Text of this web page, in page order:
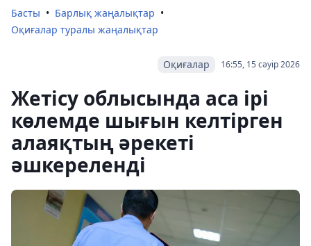
Басты
Барлық жаңалықтар
Оқиғалар туралы жаңалықтар
16:55, 15 сәуір 2026
Оқиғалар
Жетісу облысында аса ірі
көлемде шығын келтірген
алаяқтың әрекеті
әшкереленді